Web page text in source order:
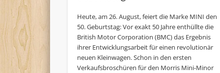
Heute, am 26. August, feiert die Marke MINI den
50. Geburtstag: Vor exakt 50 Jahre enthüllte die
British Motor Corporation (BMC) das Ergebnis
ihrer Entwicklungsarbeit für einen revolutionär
neuen Kleinwagen. Schon in den ersten
Verkaufsbroschüren für den Morris Mini-Minor